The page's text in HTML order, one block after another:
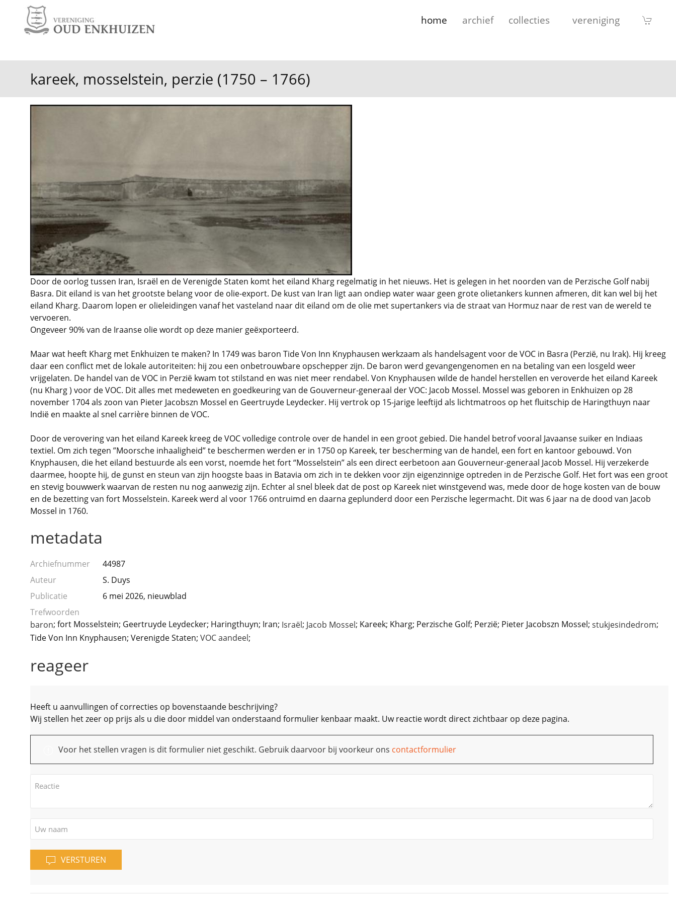
home archief collecties vereniging
kareek, mosselstein, perzie (1750 – 1766)
Door de oorlog tussen Iran, Israël en de Verenigde Staten komt het eiland Kharg regelmatig in het nieuws. Het is gelegen in het noorden van de Perzische Golf nabij
Basra. Dit eiland is van het grootste belang voor de olie-export. De kust van Iran ligt aan ondiep water waar geen grote olietankers kunnen afmeren, dit kan wel bij het
eiland Kharg. Daarom lopen er olieleidingen vanaf het vasteland naar dit eiland om de olie met supertankers via de straat van Hormuz naar de rest van de wereld te
vervoeren.
Ongeveer 90% van de Iraanse olie wordt op deze manier geëxporteerd.
Maar wat heeft Kharg met Enkhuizen te maken? In 1749 was baron Tide Von Inn Knyphausen werkzaam als handelsagent voor de VOC in Basra (Perzië, nu Irak). Hij kreeg
daar een conflict met de lokale autoriteiten: hij zou een onbetrouwbare opschepper zijn. De baron werd gevangengenomen en na betaling van een losgeld weer
vrijgelaten. De handel van de VOC in Perzië kwam tot stilstand en was niet meer rendabel. Von Knyphausen wilde de handel herstellen en veroverde het eiland Kareek
(nu Kharg ) voor de VOC. Dit alles met medeweten en goedkeuring van de Gouverneur-generaal der VOC: Jacob Mossel. Mossel was geboren in Enkhuizen op 28
november 1704 als zoon van Pieter Jacobszn Mossel en Geertruyde Leydecker. Hij vertrok op 15-jarige leeftijd als lichtmatroos op het fluitschip de Haringthuyn naar
Indië en maakte al snel carrière binnen de VOC.
Door de verovering van het eiland Kareek kreeg de VOC volledige controle over de handel in een groot gebied. Die handel betrof vooral Javaanse suiker en Indiaas
textiel. Om zich tegen ”Moorsche inhaaligheid” te beschermen werden er in 1750 op Kareek, ter bescherming van de handel, een fort en kantoor gebouwd. Von
Knyphausen, die het eiland bestuurde als een vorst, noemde het fort “Mosselstein” als een direct eerbetoon aan Gouverneur-generaal Jacob Mossel. Hij verzekerde
daarmee, hoopte hij, de gunst en steun van zijn hoogste baas in Batavia om zich in te dekken voor zijn eigenzinnige optreden in de Perzische Golf. Het fort was een groot
en stevig bouwwerk waarvan de resten nu nog aanwezig zijn. Echter al snel bleek dat de post op Kareek niet winstgevend was, mede door de hoge kosten van de bouw
en de bezetting van fort Mosselstein. Kareek werd al voor 1766 ontruimd en daarna geplunderd door een Perzische legermacht. Dit was 6 jaar na de dood van Jacob
Mossel in 1760.
metadata
Archiefnummer
44987
Auteur
S. Duys
Publicatie
6 mei 2026, nieuwblad
Trefwoorden
baron; fort Mosselstein; Geertruyde Leydecker; Haringthuyn; Iran; Israël; Jacob Mossel; Kareek; Kharg; Perzische Golf; Perzië; Pieter Jacobszn Mossel; stukjesindedrom;
Tide Von Inn Knyphausen; Verenigde Staten; VOC aandeel;
reageer
Heeft u aanvullingen of correcties op bovenstaande beschrijving?
Wij stellen het zeer op prijs als u die door middel van onderstaand formulier kenbaar maakt. Uw reactie wordt direct zichtbaar op deze pagina.
Voor het stellen vragen is dit formulier niet geschikt. Gebruik daarvoor bij voorkeur ons contactformulier
VERSTUREN